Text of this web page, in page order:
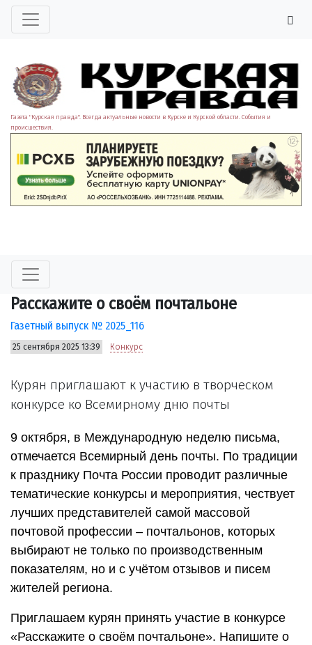
Газета "Курская правда". Всегда актуальные новости в Курске и Курской области. События и
происшествия.
Расскажите о своём почтальоне
Газетный выпуск № 2025_116
25 сентября 2025 13:39 Конкурс
Курян приглашают к участию в творческом
конкурсе ко Всемирному дню почты
9 октября, в Международную неделю письма,
отмечается Всемирный день почты. По традиции
к празднику Почта России проводит различные
тематические конкурсы и мероприятия, чествует
лучших представителей самой массовой
почтовой профессии – почтальонов, которых
выбирают не только по производственным
показателям, но и с учётом отзывов и писем
жителей региона.
Приглашаем курян принять участие в конкурсе
«Расскажите о своём почтальоне». Напишите о